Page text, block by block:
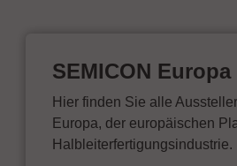
SEMICON Europa
Hier finden Sie alle
Europa, der europäischen
Halbleiterfertigungsindustrie.